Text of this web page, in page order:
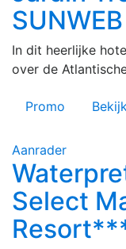
SUNWEB
In dit heerlijke
over de
Promo
Aanrader
Select